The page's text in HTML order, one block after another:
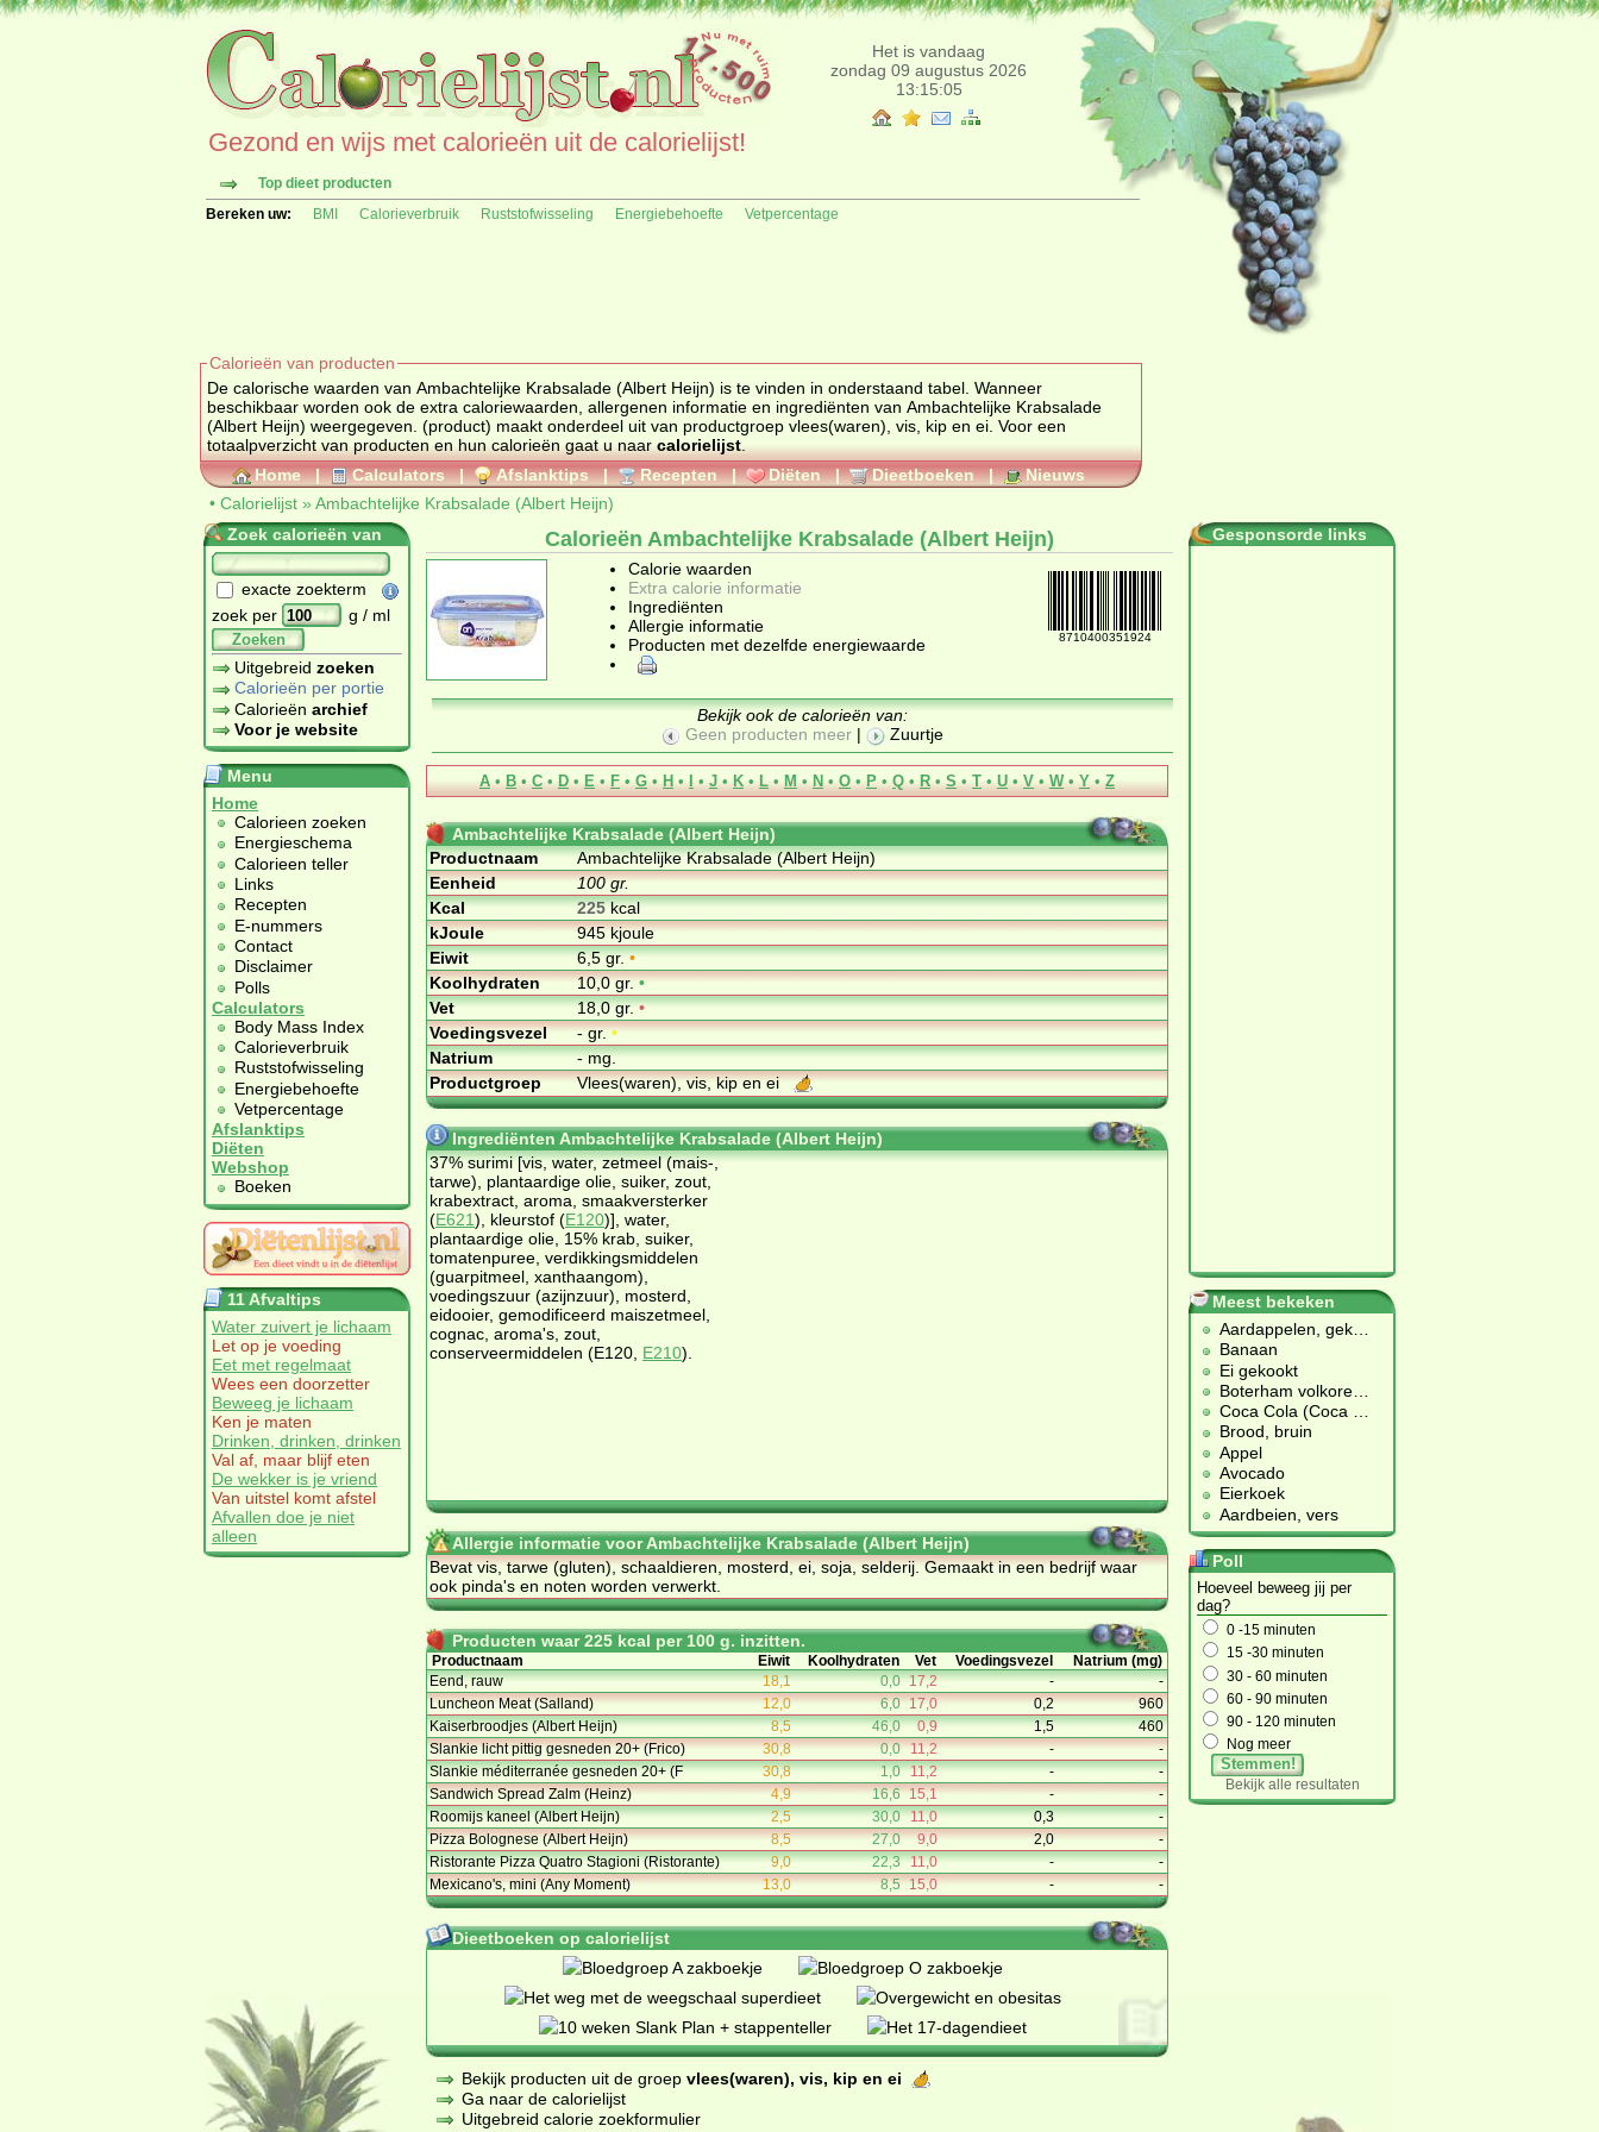
Het is vandaag
zondag 09 augustus 2026
13:15:05
Gezond en wijs met calorieën uit de calorielijst!
Top dieet producten
Bereken uw:
BMI Calorieverbruik Ruststofwisseling Energiebehoefte Vetpercentage
Calorieën van producten
De calorische waarden van Ambachtelijke Krabsalade (Albert Heijn) is te vinden in onderstaand tabel. Wanneer
beschikbaar worden ook de extra caloriewaarden, allergenen informatie en ingrediënten van Ambachtelijke Krabsalade
(Albert Heijn) weergegeven. (product) maakt onderdeel uit van productgroep vlees(waren), vis, kip en ei . Voor een
totaalpverzicht van producten en hun calorieën gaat u naar calorielijst
Home | Calculators | Afslanktips | Recepten | Diëten | Dieetboeken |
Nieuws
• Calorielijst » Ambachtelijke Krabsalade (Albert Heijn)
Zoek calorieën van
exacte zoekterm
zoek per
g / ml
Zoeken
Uitgebreid zoeken
Calorieën per portie
Calorieën archief
Voor je website
Menu
Home
Calorieen zoeken
Energieschema
Calorieen teller
Links
Recepten
E-nummers
Contact
Disclaimer
Polls
Calculators
Body Mass Index
Calorieverbruik
Ruststofwisseling
Energiebehoefte
Vetpercentage
Afslanktips
Diëten
Webshop
Boeken
11 Afvaltips
Water zuivert je lichaam
Let op je voeding
Eet met regelmaat
Wees een doorzetter
Beweeg je lichaam
Ken je maten
Drinken, drinken, drinken
Val af, maar blijf eten
De wekker is je vriend
Van uitstel komt afstel
Afvallen doe je niet
alleen
Calorieën Ambachtelijke Krabsalade (Albert Heijn)
8710400351924
Calorie waarden
Extra calorie informatie
Ingrediënten
Allergie informatie
Producten met dezelfde energiewaarde
Bekijk ook de calorieën van:
Geen producten meer | Zuurtje
A • B • C • D • E • F • G • H • I • J • K • L • M • N • O • P • Q • R • S • T • U • V • W • Y • Z
Ambachtelijke Krabsalade (Albert Heijn)
Productnaam
Ambachtelijke Krabsalade (Albert Heijn)
Eenheid
100 gr.
Kcal
225kcal
kJoule
945 kjoule
Eiwit
6,5 gr.•
Koolhydraten
10,0 gr.•
Vet
18,0 gr.•
Voedingsvezel
- gr.•
Natrium
- mg.
Productgroep
Vlees(waren), vis, kip en ei
Ingrediënten Ambachtelijke Krabsalade (Albert Heijn)
37% surimi [vis, water, zetmeel (mais-,
tarwe), plantaardige olie, suiker, zout,
krabextract, aroma, smaakversterker
(E621), kleurstof (E120)], water,
plantaardige olie, 15% krab, suiker,
tomatenpuree, verdikkingsmiddelen
(guarpitmeel, xanthaangom),
voedingszuur (azijnzuur), mosterd,
eidooier, gemodificeerd maiszetmeel,
cognac, aroma's, zout,
conserveermiddelen (E120, E210).
Allergie informatie voor Ambachtelijke Krabsalade (Albert Heijn)
Bevat vis, tarwe (gluten), schaaldieren, mosterd, ei, soja, selderij. Gemaakt in een bedrijf waar
ook pinda's en noten worden verwerkt.
Producten waar 225 kcal per 100 g. inzitten.
Productnaam Eiwit Koolhydraten Vet Voedingsvezel
Natrium (mg)
Eend, rauw
18,1 0,0 17,2 -
-
Luncheon Meat (Salland)
12,0 6,0 17,0 0,2
960
Kaiserbroodjes (Albert Heijn)
8,5 46,0 0,9 1,5
460
Slankie licht pittig gesneden 20+ (Frico)
30,8 0,0 11,2 -
-
Slankie méditerranée gesneden 20+ (F
30,8 1,0 11,2 -
-
Sandwich Spread Zalm (Heinz)
4,9 16,6 15,1 -
-
Roomijs kaneel (Albert Heijn)
2,5 30,0 11,0 0,3
-
Pizza Bolognese (Albert Heijn)
8,5 27,0 9,0 2,0
-
Ristorante Pizza Quatro Stagioni (Ristorante)
9,0 22,3 11,0 -
-
Mexicano's, mini (Any Moment)
13,0 8,5 15,0 - -
Dieetboeken op calorielijst
Bekijk producten uit de groep vlees(waren), vis, kip en ei
Ga naar de calorielijst
Uitgebreid calorie zoekformulier
Gesponsorde links
Meest bekeken
Aardappelen, gek
Banaan
Ei gekookt
Boterham volkore
Coca Cola (Coca
Brood, bruin
Appel
Avocado
Eierkoek
Aardbeien, vers
Poll
Hoeveel beweeg jij per
dag?
0 -15 minuten
15 -30 minuten
30 - 60 minuten
60 - 90 minuten
90 - 120 minuten
Nog meer
Stemmen!
Bekijk alle resultaten